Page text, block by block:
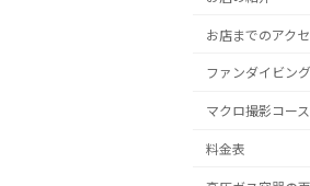
お店までのアク
ファンダイビン
マクロ撮影コース
料金表